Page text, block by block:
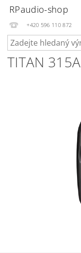
RPaudio-shop
+420 596 110 872
TITAN 315A